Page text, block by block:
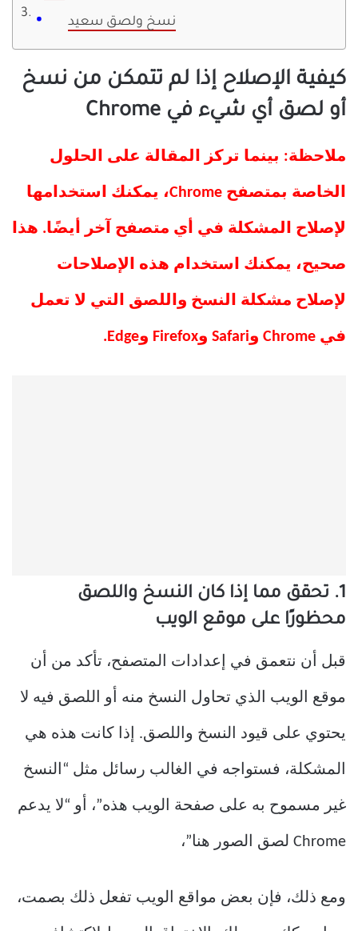
نسخ ولصق سعيد
كيفية الإصلاح إذا لم تتمكن من نسخ
أو لصق أي شيء في Chrome
ملاحظة: بينما تركز المقالة على الحلول
الخاصة بمتصفح Chrome، يمكنك استخدامها
لإصلاح المشكلة في أي متصفح آخر أيضًا. هذا
صحيح، يمكنك استخدام هذه الإصلاحات
لإصلاح مشكلة النسخ واللصق التي لا تعمل
في Chrome وSafari وFirefox وEdge.
1. تحقق مما إذا كان النسخ واللصق
محظورًا على موقع الويب
قبل أن نتعمق في إعدادات المتصفح، تأكد من أن
موقع الويب الذي تحاول النسخ منه أو اللصق فيه لا
يحتوي على قيود النسخ واللصق. إذا كانت هذه هي
المشكلة، فستواجه في الغالب رسائل مثل “النسخ
غير مسموح به على صفحة الويب هذه”، أو “لا يدعم
Chrome لصق الصور هنا”،
ومع ذلك، فإن بعض مواقع الويب تفعل ذلك بصمت،